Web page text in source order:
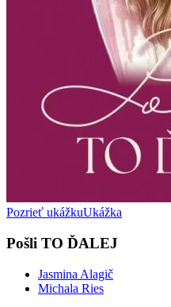
Pozrieť ukážkuUkážka
Pošli TO ĎALEJ
Jasmina Alagič
Michala Ries